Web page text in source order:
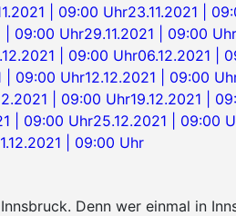
| 09:00 Uhr23.11.2021 |
| 09:00 Uhr29.11.2021 | 09:00 Uhr
| 09:00 Uhr06.12.2021 |
| 09:00 Uhr12.12.2021 | 09:00
| 09:00 Uhr19.12.2021 |
| 09:00 Uhr25.12.2021 | 09:00
| 09:00 Uhr
Denn wer einmal in